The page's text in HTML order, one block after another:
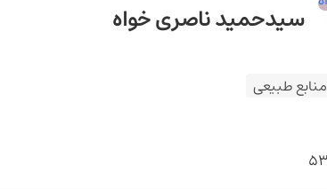
سیدحمید ناصری خواه
منابع طبیعی